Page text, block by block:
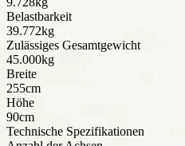
Belastbarkeit
39.772kg
Zulässiges Gesamtgewicht
45.000kg
Breite
255cm
Höhe
90cm
Technische Spezifikationen